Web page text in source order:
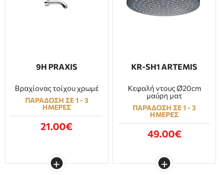
9H PRAXIS
Βραχίονας τοίχου χρωμέ
ΠΑΡΑΔΟΣΗ ΣΕ 1 - 3
ΗΜΕΡΕΣ
21.00€
KR-SH1 ARTEMIS
Κεφαλή ντους Ø20cm
μαύρη ματ
ΠΑΡΑΔΟΣΗ ΣΕ 1 - 3
ΗΜΕΡΕΣ
49.00€